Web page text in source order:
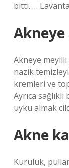
bitti. …
Akneye
Akneye meyilli
nazik
kremleri ve
Ayrıca
uyku almak
Akne
Kuruluk,